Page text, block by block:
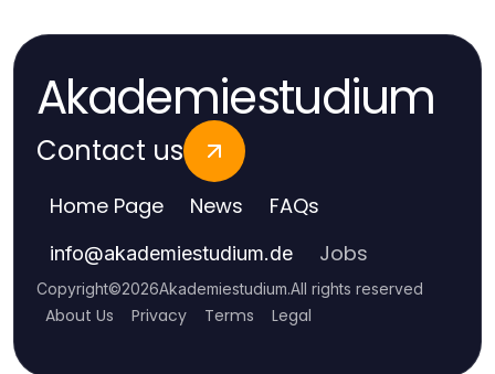
Akademiestudium
Contact us
Home Page News FAQs
info@akademiestudium.de Jobs
Copyright©2026Akademiestudium.All rights reserved
About Us Privacy Terms Legal